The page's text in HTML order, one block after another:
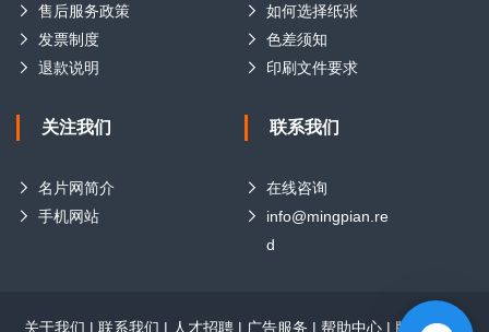
售后服务政策
发票制度
退款说明
如何选择纸张
色差须知
印刷文件要求
关注我们
名片网简介
手机网站
联系我们
在线咨询
info@mingpian.re
d
关于我们 | 联系我们 | 人才招聘 | 广告服务 | 帮助中心 | 版权声明